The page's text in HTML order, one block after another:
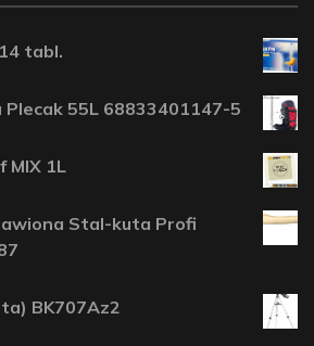
tabl.
55L 68833401147-5
MIX 1L
Stal-kuta Profi
BK707Az2